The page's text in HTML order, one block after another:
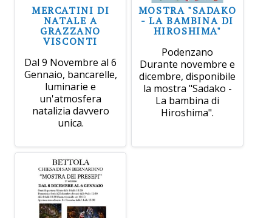
MERCATINI DI
NATALE A
GRAZZANO
VISCONTI
Dal 9 Novembre al 6
Gennaio, bancarelle,
luminarie e
un'atmosfera
natalizia davvero
unica.
MOSTRA "SADAKO
- LA BAMBINA DI
HIROSHIMA"
Podenzano
Durante novembre e
dicembre, disponibile
la mostra "Sadako -
La bambina di
Hiroshima".